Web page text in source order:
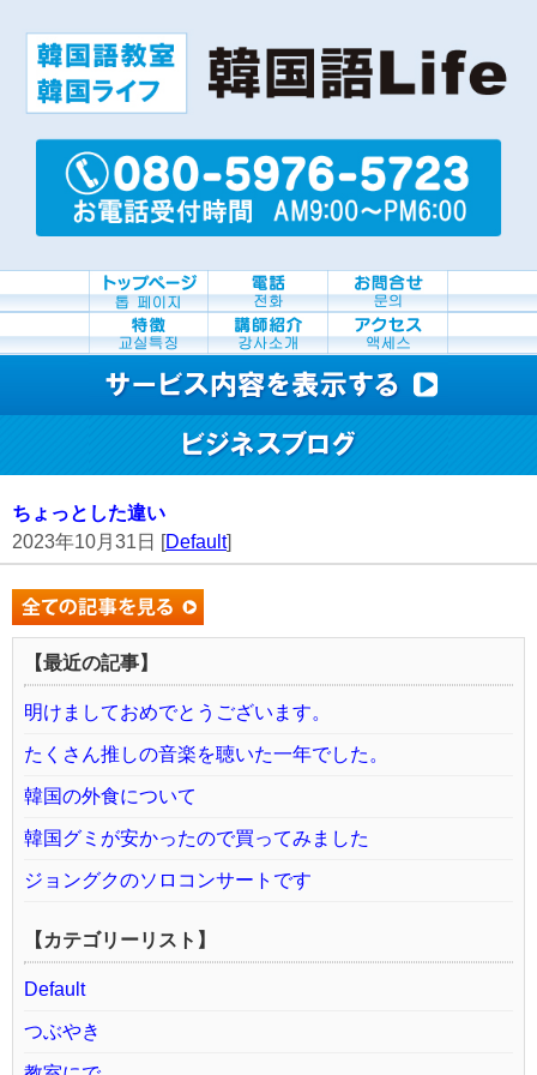
ちょっとした違い
2023年10月31日 [Default]
【最近の記事】
明けましておめでとうございます。
たくさん推しの音楽を聴いた一年でした。
韓国の外食について
韓国グミが安かったので買ってみました
ジョングクのソロコンサートです
【カテゴリーリスト】
Default
つぶやき